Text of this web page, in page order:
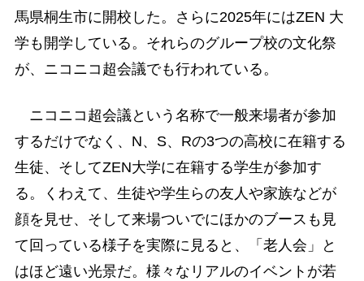
馬県桐生市に開校した。さらに2025年にはZEN 大
学も開学している。それらのグループ校の文化祭
が、ニコニコ超会議でも行われている。
ニコニコ超会議という名称で一般来場者が参加
するだけでなく、N、S、Rの3つの高校に在籍する
生徒、そしてZEN大学に在籍する学生が参加す
る。くわえて、生徒や学生らの友人や家族などが
顔を見せ、そして来場ついでにほかのブースも見
て回っている様子を実際に見ると、「老人会」と
はほど遠い光景だ。様々なリアルのイベントが若